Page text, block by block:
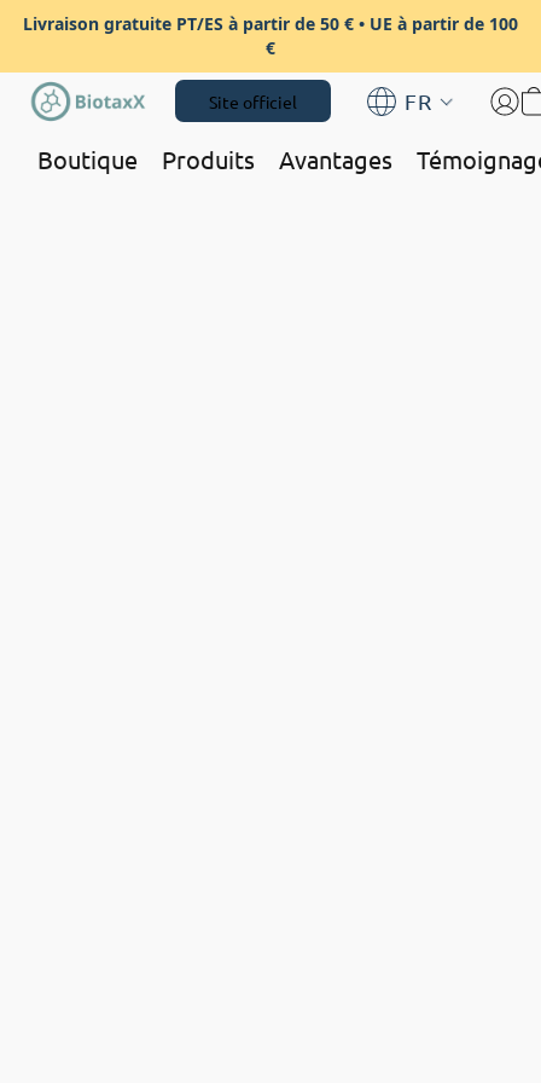
Livraison gratuite PT/ES à partir de 50 € • UE à partir de 100
€
Site officiel FR
Boutique Produits Avantages